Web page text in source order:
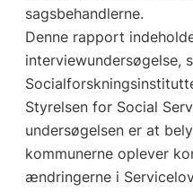
sagsbehandlerne.
Denne rapport
interviewundersøgelse,
Styrelsen for Social
undersøgelsen er at
kommunerne oplever
ændringerne i